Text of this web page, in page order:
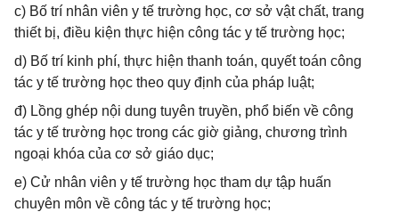
c) Bố trí nhân viên y tế trường học, cơ sở vật chất, trang
thiết bị, điều kiện thực hiện công tác y tế trường học;
d) Bố trí kinh phí, thực hiện thanh toán, quyết toán công
tác y tế trường học theo quy định của pháp luật;
đ) Lồng ghép nội dung tuyên truyền, phổ biến về công
tác y tế trường học trong các giờ giảng, chương trình
ngoại khóa của cơ sở giáo dục;
e) Cử nhân viên y tế trường học tham dự tập huấn
chuyên môn về công tác y tế trường học;